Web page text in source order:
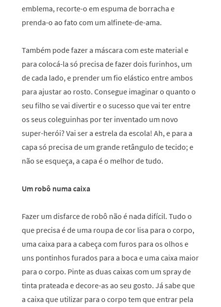
emblema, recorte-o em espuma de borracha e
prenda-o ao fato com um alfinete-de-ama.
Também pode fazer a máscara com este material e
para colocá-la só precisa de fazer dois furinhos, um
de cada lado, e prender um fio elástico entre ambos
para ajustar ao rosto. Consegue imaginar o quanto o
seu filho se vai divertir e o sucesso que vai ter entre
os seus coleguinhas por ter inventado um novo
super-herói? Vai ser a estrela da escola! Ah, e para a
capa só precisa de um grande retângulo de tecido; e
não se esqueça, a capa é o melhor de tudo.
Um robô numa caixa
Fazer um disfarce de robô não é nada difícil. Tudo o
que precisa é de uma roupa de cor lisa para o corpo,
uma caixa para a cabeça com furos para os olhos e
uns pontinhos furados para a boca e uma caixa maior
para o corpo. Pinte as duas caixas com um spray de
tinta prateada e decore-as ao seu gosto. Já sabe que
a caixa que utilizar para o corpo tem que entrar pela